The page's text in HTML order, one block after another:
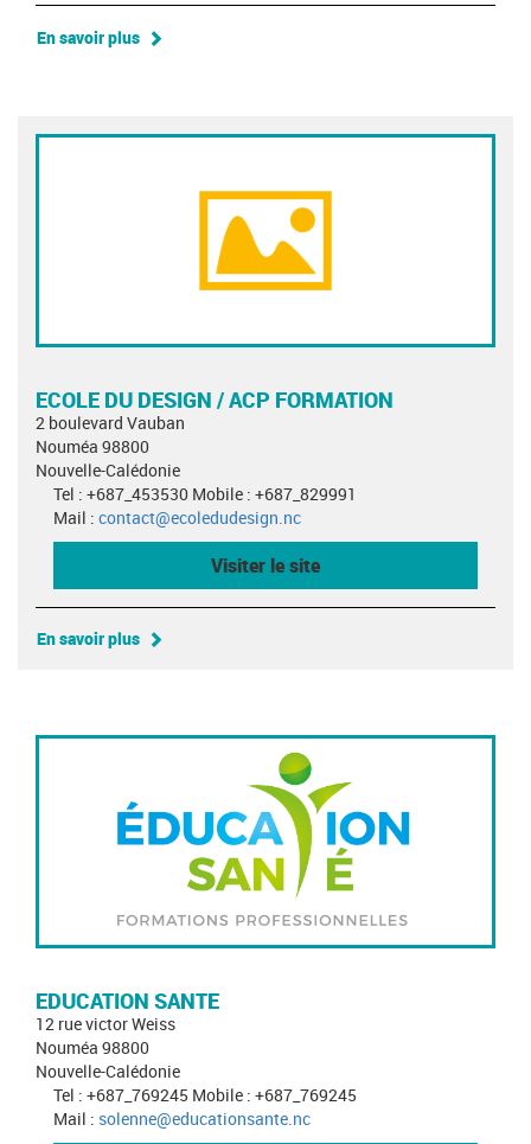
En savoir plus
ECOLE DU DESIGN / ACP FORMATION
2 boulevard Vauban
Nouméa 98800
Nouvelle-Calédonie
Tel : +687_453530 Mobile : +687_829991
Mail : contact@ecoledudesign.nc
Visiter le site
En savoir plus
EDUCATION SANTE
12 rue victor Weiss
Nouméa 98800
Nouvelle-Calédonie
Tel : +687_769245 Mobile : +687_769245
Mail : solenne@educationsante.nc